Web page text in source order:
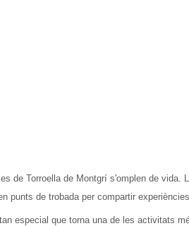
de Torroella de Montgrí s'omplen de
punts de trobada per compartir
especial que torna una de les activitats